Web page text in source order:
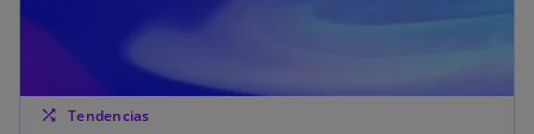
shuffle Tendencias